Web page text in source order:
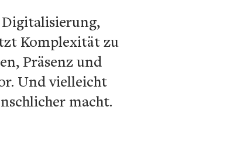
Komplexität zu
Präsenz und
Und vielleicht
macht.